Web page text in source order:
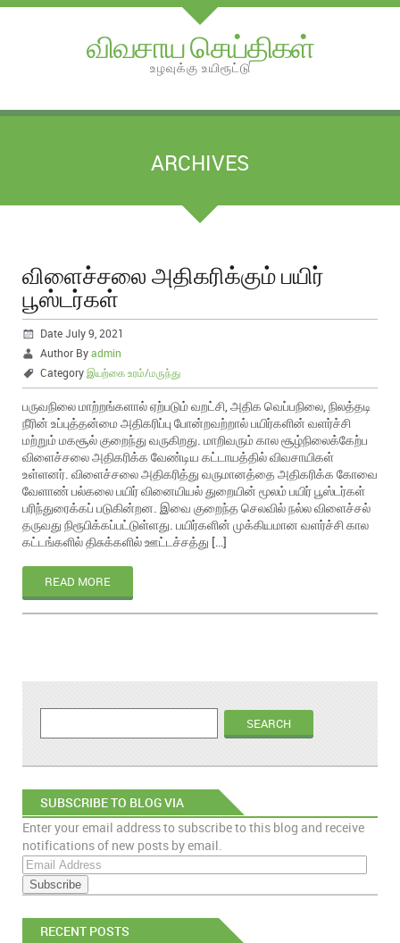
விவசாய செய்திகள்
உழவுக்கு உயிரூட்டு
ARCHIVES
விளைச்சலை அதிகரிக்கும் பயிர்
பூஸ்டர்கள்
Date July 9, 2021
Author Byadmin
Categoryஇயற்கை உரம்/மருந்து
பருவநிலை மாற்றங்களால் ஏற்படும் வறட்சி, அதிக வெப்பநிலை, நிலத்தடி
நீரின் உப்புத்தன்மை அதிகரிப்பு போன்றவற்றால் பயிர்களின் வளர்ச்சி
மற்றும் மகசூல் குறைந்து வருகிறது. மாறிவரும் கால சூழ்நிலைக்கேற்ப
விளைச்சலை அதிகரிக்க வேண்டிய கட்டாயத்தில் விவசாயிகள்
உள்ளனர். விளைச்சலை அதிகரித்து வருமானத்தை அதிகரிக்க கோவை
வேளாண் பல்கலை பயிர் வினையியல் துறையின் மூலம் பயிர் பூஸ்டர்கள்
பரிந்துரைக்கப் படுகின்றன. இவை குறைந்த செலவில் நல்ல விளைச்சல்
தருவது நிரூபிக்கப்பட்டுள்ளது. பயிர்களின் முக்கியமான வளர்ச்சி கால
கட்டங்களில் திசுக்களில் ஊட்டச்சத்து […]
READ MORE
SUBSCRIBE TO BLOG VIA
EMAIL
Enter your email address to subscribe to this blog and receive
notifications of new posts by email.
E
m
a
i
RECENT POSTS